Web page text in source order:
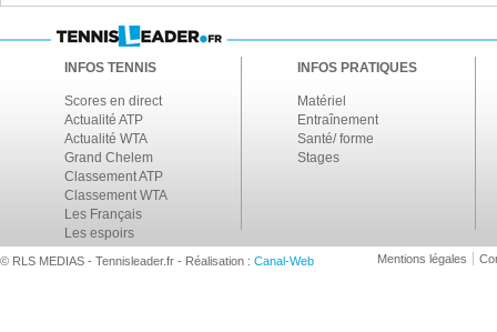
INFOS TENNIS
Scores en direct
Actualité ATP
Actualité WTA
Grand Chelem
Classement ATP
Classement WTA
Les Français
Les espoirs
INFOS PRATIQUES
Matériel
Entraînement
Santé/ forme
Stages
© RLS MEDIAS - Tennisleader.fr - Réalisation : Canal-Web Mentions légales